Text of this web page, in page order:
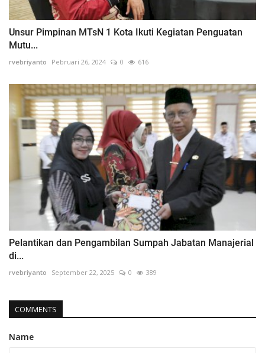
Unsur Pimpinan MTsN 1 Kota Ikuti Kegiatan Penguatan
Mutu...
rvebriyanto Pebruari 26, 2024 0 616
Pelantikan dan Pengambilan Sumpah Jabatan Manajerial
di...
rvebriyanto September 22, 2025 0 389
COMMENTS
Name